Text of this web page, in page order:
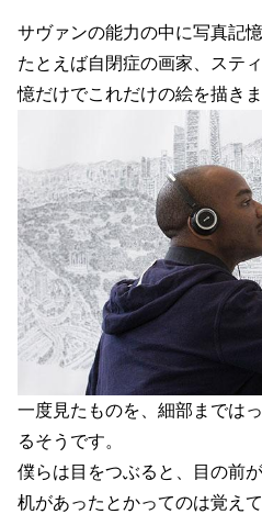
サヴァンの能力の中に写真記
たとえば自閉症の画家、ステ
憶だけでこれだけの絵を描きま
一度見たものを、細部までは
るそうです。
僕らは目をつぶると、目の前
机があったとかってのは覚え